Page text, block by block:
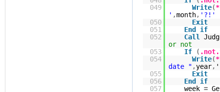
049
Write(*
' ,month, '?!'
050
Exit
051
End
if
052
Call
or not
053
If ( .not.
054
Write(*
date " ,year, '
055
Exit
056
End
if
057
week =